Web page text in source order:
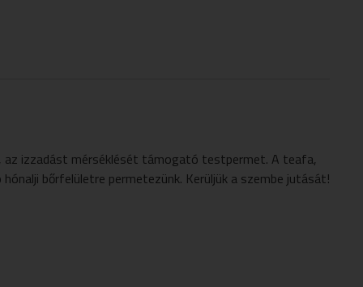
izzadást mérséklését támogató testpermet. A teafa,
bőrfelületre permetezünk. Kerüljük a szembe jutását!